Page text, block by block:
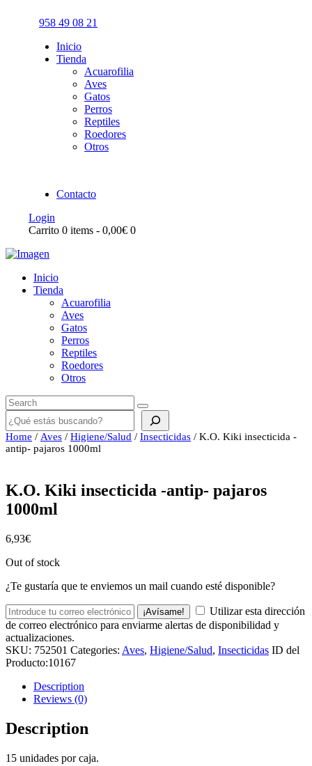
958 49 08 21
Inicio
Tienda
Acuarofilia
Aves
Gatos
Perros
Reptiles
Roedores
Otros
Contacto
Login
Carrito 0 items - 0,00€ 0
Inicio
Tienda
Acuarofilia
Aves
Gatos
Perros
Reptiles
Roedores
Otros
Buscar
Home / Aves / Higiene/Salud / Insecticidas / K.O. Kiki insecticida -
antip- pajaros 1000ml
K.O. Kiki insecticida -antip- pajaros
1000ml
6,93€
Out of stock
¿Te gustaría que te enviemos un mail cuando esté disponible?
¡Avísame!
Utilizar esta dirección
de correo electrónico para enviarme alertas de disponibilidad y
actualizaciones.
SKU: 752501 Categories: Aves, Higiene/Salud, Insecticidas ID del
Producto:10167
Description
Reviews (0)
Description
15 unidades por caja.